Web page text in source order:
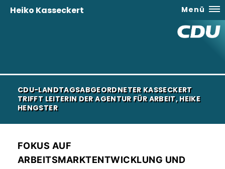
Heiko Kasseckert Menü
CDU-LANDTAGSABGEORDNETER KASSECKERT
TRIFFT LEITERIN DER AGENTUR FÜR ARBEIT, HEIKE
HENGSTER
FOKUS AUF
ARBEITSMARKTENTWICKLUNG UND